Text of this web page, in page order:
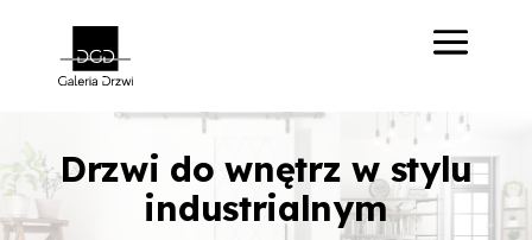
Drzwi do wnętrz w stylu
industrialnym